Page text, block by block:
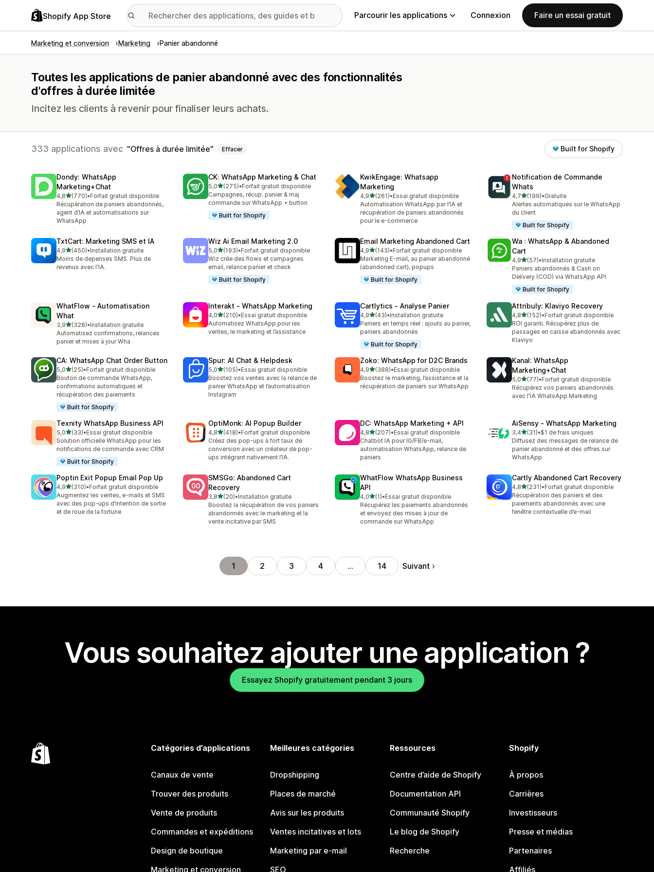
Shopify App Store Parcourir les applications Connexion Faire un essai gratuit
Marketing et conversion Marketing Panier abandonné
Toutes les applications de panier abandonné avec des fonctionnalités
d'offres à durée limitée
Incitez les clients à revenir pour finaliser leurs achats.
333 applications avec Offres à durée limitée Effacer Built for Shopify
Dondy: WhatsApp
Marketing+Chat
4,8étoile(s) sur 5
(770)
770 avis au total
•Forfait gratuit disponible
Récupération de paniers abandonnés,
agent d’IA et automatisations sur
WhatsApp
CK: WhatsApp Marketing & Chat
5,0étoile(s) sur 5
(275)
275 avis au total
•Forfait gratuit disponible
Campagnes, récup. panier & maj
commande sur WhatsApp + button
Built for Shopify
KwikEngage: Whatsapp
Marketing
4,9étoile(s) sur 5
(261)
261 avis au total
•Essai gratuit disponible
Automatisation WhatsApp par l’IA et
récupération de paniers abandonnés
pour le e-commerce
Notification de Commande
Whats
4,7étoile(s) sur 5
(199)
199 avis au total
•Gratuite
Alertes automatiques sur le WhatsApp
du client
Built for Shopify
TxtCart: Marketing SMS et IA
4,9étoile(s) sur 5
(450)
450 avis au total
•Installation gratuite
Moins de depenses SMS. Plus de
revenus avec l'IA.
Wiz Ai Email Marketing 2.0
5,0étoile(s) sur 5
(193)
193 avis au total
•Forfait gratuit disponible
Wiz crée des flows et campagnes
email, relance panier et check
Built for Shopify
Email Marketing Abandoned Cart
4,9étoile(s) sur 5
(143)
143 avis au total
•Forfait gratuit disponible
Marketing E-mail, au panier abandonné
(abandoned cart), popups
Built for Shopify
Wa : WhatsApp & Abandoned
Cart
4,9étoile(s) sur 5
(57)
57 avis au total
•Installation gratuite
Paniers abandonnés & Cash on
Delivery (COD) via WhatsApp API
Built for Shopify
WhatFlow ‑ Automatisation
What
3,9étoile(s) sur 5
(328)
328 avis au total
•Installation gratuite
Automatisez confirmations, relances
panier et mises à jour Wha
Interakt ‑ WhatsApp Marketing
4,0étoile(s) sur 5
(210)
210 avis au total
•Essai gratuit disponible
Automatisez WhatsApp pour les
ventes, le marketing et l’assistance
Cartlytics ‑ Analyse Panier
4,9étoile(s) sur 5
(43)
43 avis au total
•Installation gratuite
Paniers en temps réel : ajouts au panier,
paniers abandonnés
Built for Shopify
Attribuly: Klaviyo Recovery
4,8étoile(s) sur 5
(152)
152 avis au total
•Forfait gratuit disponible
ROI garanti. Récupérez plus de
passages en caisse abandonnés avec
Klaviyo
CA: WhatsApp Chat Order Button
5,0étoile(s) sur 5
(25)
25 avis au total
•Forfait gratuit disponible
Bouton de commande WhatsApp,
confirmations automatiques et
récupération des paiements
Built for Shopify
Spur: AI Chat & Helpdesk
5,0étoile(s) sur 5
(105)
105 avis au total
•Essai gratuit disponible
Boostez vos ventes avec la relance de
panier WhatsApp et l’automatisation
Instagram
Zoko: WhatsApp for D2C Brands
4,9étoile(s) sur 5
(388)
388 avis au total
•Essai gratuit disponible
Boostez le marketing, l’assistance et la
récupération de paniers sur WhatsApp
Kanal: WhatsApp
Marketing+Chat
5,0étoile(s) sur 5
(77)
77 avis au total
•Forfait gratuit disponible
Récupérez vos paniers abandonnés
avec l'IA WhatsApp Marketing
Texnity WhatsApp Business API
5,0étoile(s) sur 5
(33)
33 avis au total
•Essai gratuit disponible
Solution officielle WhatsApp pour les
notifications de commande avec CRM
Built for Shopify
OptiMonk: AI Popup Builder
4,8étoile(s) sur 5
(418)
418 avis au total
•Forfait gratuit disponible
Créez des pop-ups à fort taux de
conversion avec un créateur de pop-
ups intégrant nativement l’IA.
DC: WhatsApp Marketing + API
4,8étoile(s) sur 5
(207)
207 avis au total
•Essai gratuit disponible
Chatbot IA pour IG/FB/e-mail,
automatisation WhatsApp, relance de
paniers
AiSensy ‑ WhatsApp Marketing
3,4étoile(s) sur 5
(31)
31 avis au total
•$1 de frais uniques
Diffusez des messages de relance de
panier abandonné et des offres sur
WhatsApp
Poptin Exit Popup Email Pop Up
4,9étoile(s) sur 5
(310)
310 avis au total
•Forfait gratuit disponible
Augmentez les ventes, e-mails et SMS
avec des pop-ups d’intention de sortie
et de roue de la fortune
SMSGo: Abandoned Cart
Recovery
3,8étoile(s) sur 5
(20)
20 avis au total
•Installation gratuite
Boostez la récupération de vos paniers
abandonnés avec le marketing et la
vente incitative par SMS
WhatFlow WhatsApp Business
API
4,0étoile(s) sur 5
(1)
1 avis au total
•Essai gratuit disponible
Récupérez les paiements abandonnés
et envoyez des mises à jour de
commande sur WhatsApp
Cartly Abandoned Cart Recovery
4,8étoile(s) sur 5
(231)
231 avis au total
•Forfait gratuit disponible
Récupération des paniers et des
paiements abandonnés avec une
fenêtre contextuelle d’e-mail
1 2 3 4 … 14 Suivant
Vous souhaitez ajouter une application ?
Essayez Shopify gratuitement pendant 3 jours
Catégories d’applications
Canaux de vente
Trouver des produits
Vente de produits
Commandes et expéditions
Design de boutique
Marketing et conversion
Meilleures catégories
Dropshipping
Places de marché
Avis sur les produits
Ventes incitatives et lots
Marketing par e-mail
SEO
Ressources
Centre d’aide de Shopify
Documentation API
Communauté Shopify
Le blog de Shopify
Recherche
Shopify
À propos
Carrières
Investisseurs
Presse et médias
Partenaires
Affiliés